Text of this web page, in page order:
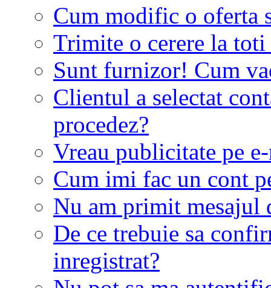
Cum modific o oferta
Trimite o cerere la
Sunt furnizor! Cum
Clientul a selectat
procedez?
Vreau publicitate pe
Cum imi fac un cont
Nu am primit mesajul
De ce trebuie sa
inregistrat?